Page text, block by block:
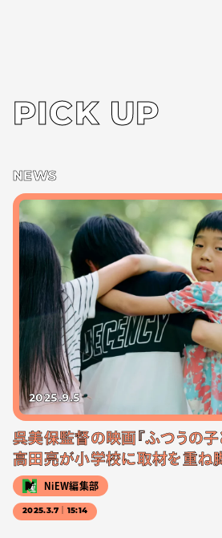
PICK UP
NEWS
2025.9.5
呉美保監督の映画『ふつうの子
高田亮が小学校に取材を重ね
NiEW編集部
2025.3.7｜15:14